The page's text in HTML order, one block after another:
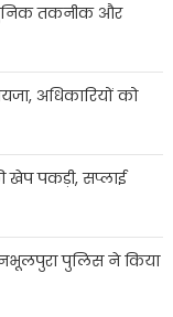
तकनीक और
अधिकारियों को
पकड़ी, सप्लाई
पुलिस ने किया